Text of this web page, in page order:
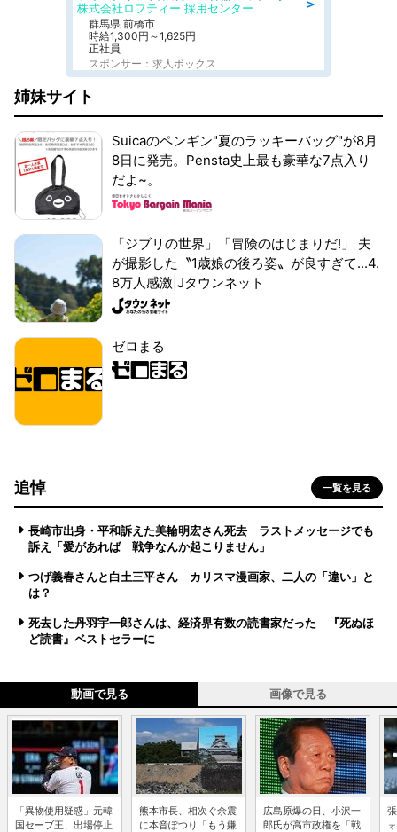
株式会社ロフティー 採用センター
群馬県 前橋市
時給1,300円～1,625円
正社員
スポンサー：求人ボックス
姉妹サイト
Suicaのペンギン"夏のラッキーバッグ"が8月
8日に発売。Pensta史上最も豪華な7点入り
だよ~。
「ジブリの世界」「冒険のはじまりだ!」 夫
が撮影した〝1歳娘の後ろ姿〟が良すぎて...4.
8万人感激|Jタウンネット
ゼロまる
追悼 一覧を見る
長崎市出身・平和訴えた美輪明宏さん死去 ラストメッセージでも
訴え「愛があれば 戦争なんか起こりません」
つげ義春さんと白土三平さん カリスマ漫画家、二人の「違い」と
は？
死去した丹羽宇一郎さんは、経済界有数の読書家だった 『死ぬほ
ど読書』ベストセラーに
動画で見る 画像で見る
「異物使用疑惑」元韓
国セーブ王、出場停止
熊本市長、相次ぐ余震
に本音ぽつり「もう嫌
広島原爆の日、小沢一
郎氏が高市政権を「戦